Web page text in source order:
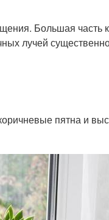
Большая часть
лучей
пятна и